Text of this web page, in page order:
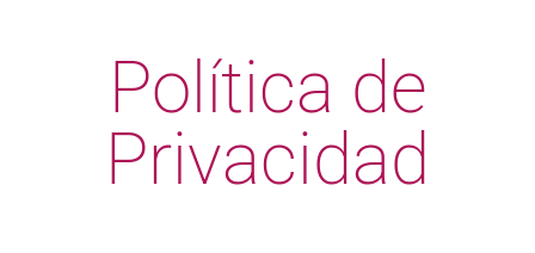
Política de
Privacidad